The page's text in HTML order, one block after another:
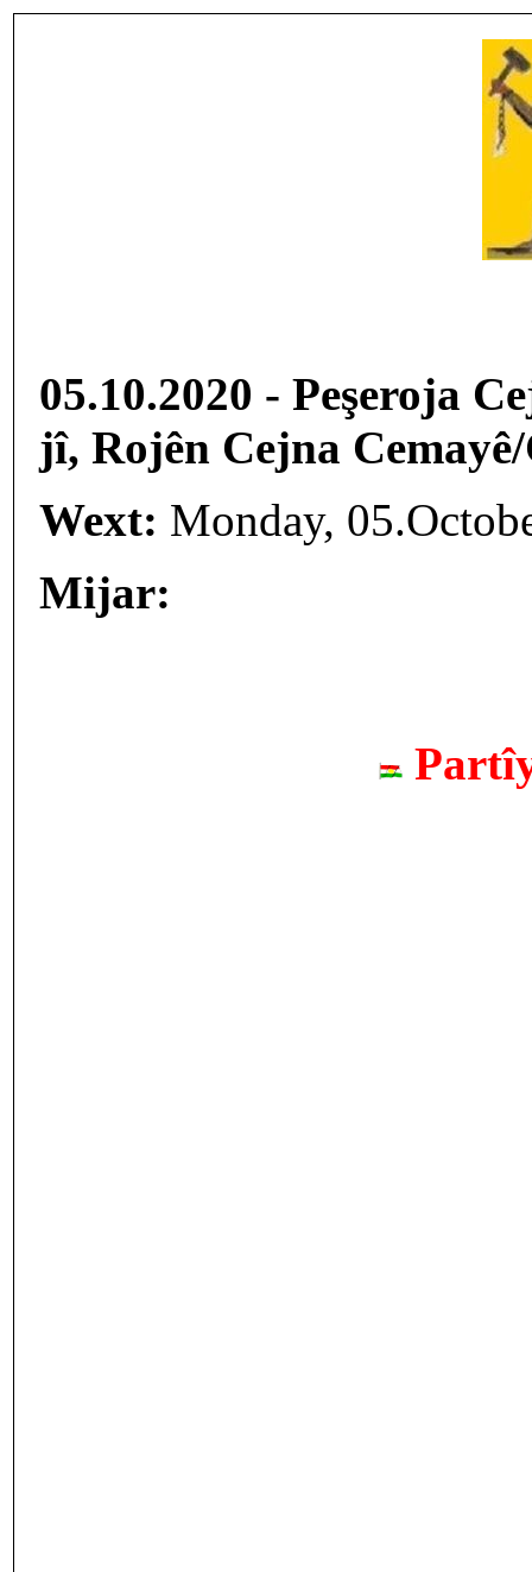
05.10.2020 - Peşeroja
jî, Rojên Cejna
Wext: Monday,
Mijar: